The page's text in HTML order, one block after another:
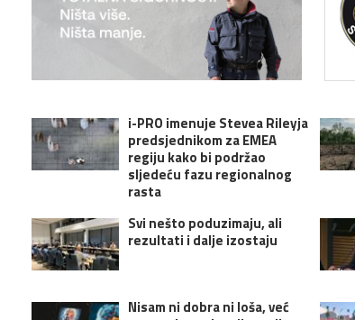
i-PRO imenuje Stevea Rileyja
predsjednikom za EMEA
regiju kako bi podržao
sljedeću fazu regionalnog
rasta
Svi nešto poduzimaju, ali
rezultati i dalje izostaju
Nisam ni dobra ni loša, već